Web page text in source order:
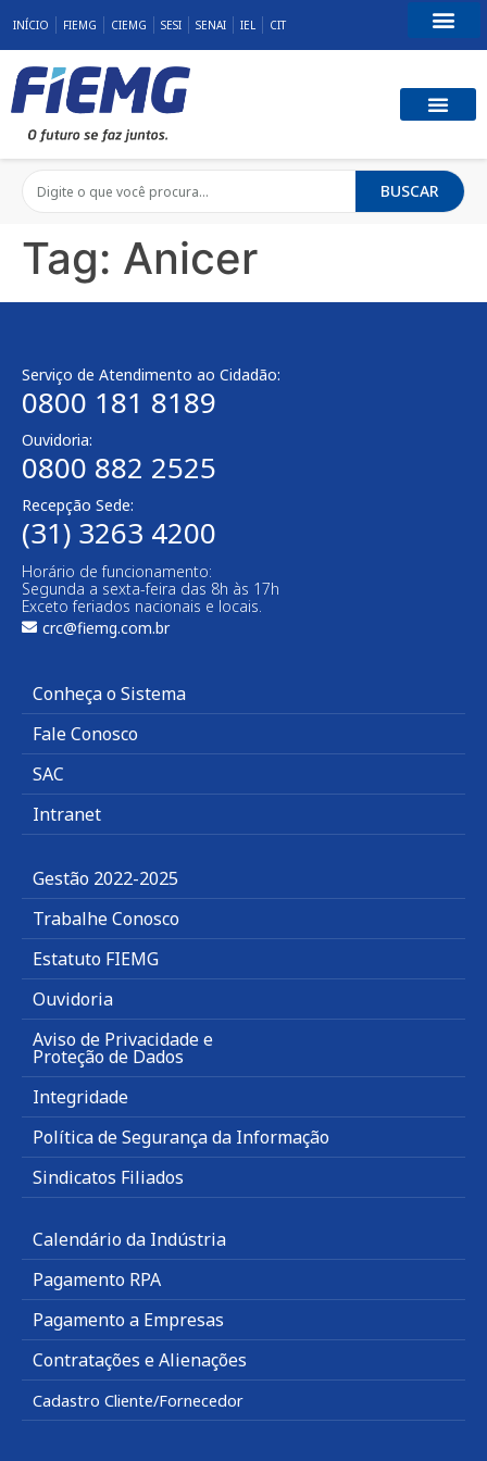
INÍCIO FIEMG CIEMG SESI SENAI IEL CIT
BUSCAR
Tag: Anicer
Serviço de Atendimento ao Cidadão:
0800 181 8189
Ouvidoria:
0800 882 2525
Recepção Sede:
(31) 3263 4200
Horário de funcionamento:
Segunda a sexta-feira das 8h às 17h
Exceto feriados nacionais e locais.
crc@fiemg.com.br
Conheça o Sistema
Fale Conosco
SAC
Intranet
Gestão 2022-2025
Trabalhe Conosco
Estatuto FIEMG
Ouvidoria
Aviso de Privacidade e
Proteção de Dados
Integridade
Política de Segurança da Informação
Sindicatos Filiados
Calendário da Indústria
Pagamento RPA
Pagamento a Empresas
Contratações e Alienações
Cadastro Cliente/Fornecedor